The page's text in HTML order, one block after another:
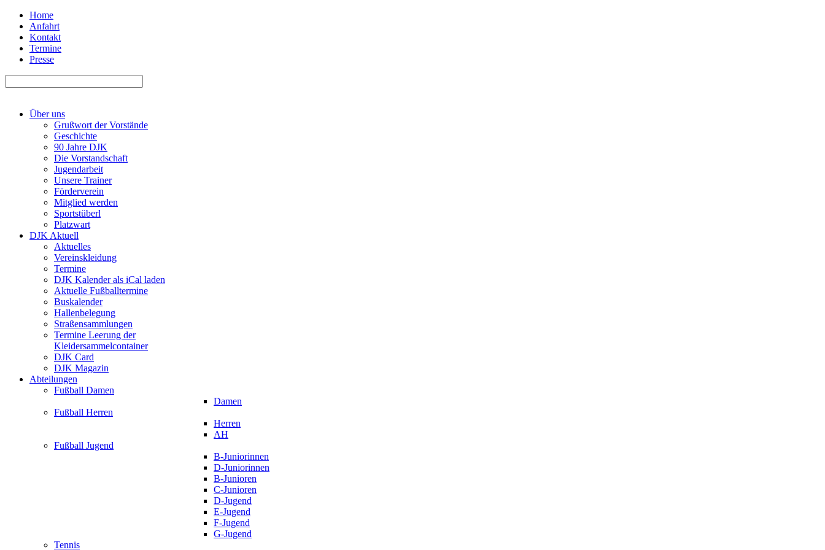
Home
Anfahrt
Kontakt
Termine
Presse
Über uns
Grußwort der Vorstände
Geschichte
90 Jahre DJK
Die Vorstandschaft
Jugendarbeit
Unsere Trainer
Förderverein
Mitglied werden
Sportstüberl
Platzwart
DJK Aktuell
Aktuelles
Vereinskleidung
Termine
DJK Kalender als iCal laden
Aktuelle Fußballtermine
Buskalender
Hallenbelegung
Straßensammlungen
Termine Leerung der
Kleidersammelcontainer
DJK Card
DJK Magazin
Abteilungen
Fußball Damen
Damen
Fußball Herren
Herren
AH
Fußball Jugend
B-Juniorinnen
D-Juniorinnen
B-Junioren
C-Junioren
D-Jugend
E-Jugend
F-Jugend
G-Jugend
Tennis